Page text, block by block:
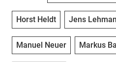
Horst Heldt Jens
Manuel Neuer Markus